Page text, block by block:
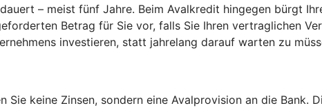
– meist fünf Jahre. Beim Avalkredit hingegen bürgt
Betrag für Sie vor, falls Sie Ihren vertraglichen
investieren, statt jahrelang darauf warten zu
keine Zinsen, sondern eine Avalprovision an die Bank.